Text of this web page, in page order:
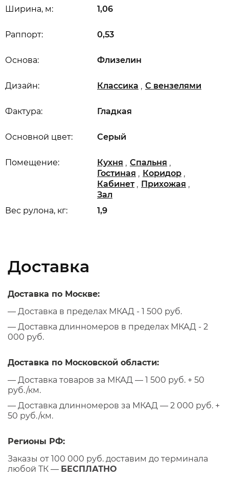
Ширина, м: 1,06
Вес рулона, кг: 1,9
Раппорт: 0,53
Основной цвет: Серый
Дизайн: Классика , С вензелями
Основа: Флизелин
Помещение: Кухня , Спальня ,
Гостиная , Коридор ,
Кабинет , Прихожая ,
Зал
Фактура: Гладкая
Доставка
Доставка по Москве:
— Доставка в пределах МКАД - 1 500 руб.
— Доставка длинномеров в пределах МКАД - 2
000 руб.
Доставка по Московской области:
— Доставка товаров за МКАД — 1 500 руб. + 50
руб./км.
— Доставка длинномеров за МКАД — 2 000 руб. +
50 руб./км.
Регионы РФ:
Заказы от 100 000 руб. доставим до терминала
любой ТК — БЕСПЛАТНО